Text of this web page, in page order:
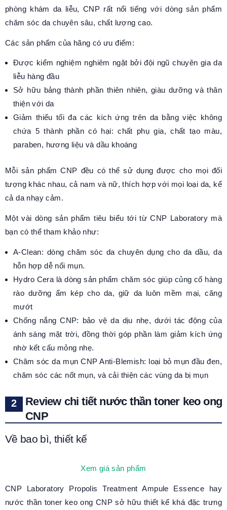
phòng khám da liễu, CNP rất nổi tiếng với dòng sản phẩm
chăm sóc da chuyên sâu, chất lượng cao.
Các sản phẩm của hãng có ưu điểm:
Được kiểm nghiệm nghiêm ngặt bởi đội ngũ chuyên gia da
liễu hàng đầu
Sở hữu bảng thành phần thiên nhiên, giàu dưỡng và thân
thiện với da
Giảm thiểu tối đa các kích ứng trên da bằng việc không
chứa 5 thành phần có hại: chất phụ gia, chất tạo màu,
paraben, hương liệu và dầu khoáng
Mỗi sản phẩm CNP đều có thể sử dụng được cho mọi đối
tượng khác nhau, cả nam và nữ, thích hợp với mọi loại da, kể
cả da nhạy cảm.
Một vài dòng sản phẩm tiêu biểu tới từ CNP Laboratory mà
bạn có thể tham khảo như:
A-Clean: dòng chăm sóc da chuyên dụng cho da dầu, da
hỗn hợp dễ nổi mụn.
Hydro Cera là dòng sản phẩm chăm sóc giúp củng cố hàng
rào dưỡng ẩm kép cho da, giữ da luôn mềm mại, căng
mướt
Chống nắng CNP: bảo vệ da dịu nhẹ, dưới tác động của
ánh sáng mặt trời, đồng thời góp phần làm giảm kích ứng
nhờ kết cấu mỏng nhẹ.
Chăm sóc da mụn CNP Anti-Blemish: loại bỏ mụn đầu đen,
chăm sóc các nốt mụn, và cải thiện các vùng da bị mụn
Review chi tiết nước thần toner keo ong
CNP
Về bao bì, thiết kế
Xem giá sản phẩm
CNP Laboratory Propolis Treatment Ampule Essence hay
nước thần toner keo ong CNP sở hữu thiết kế khá đặc trưng